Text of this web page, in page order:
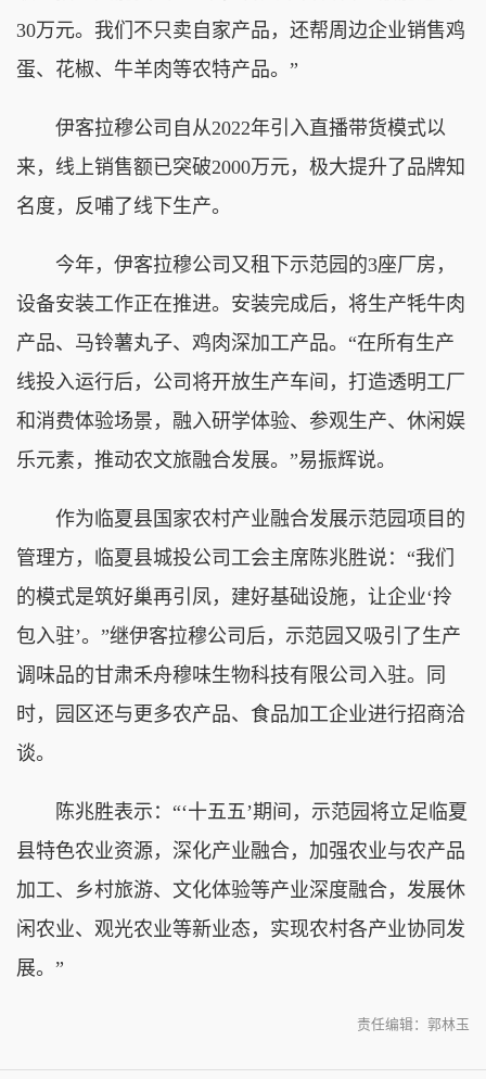
30万元。我们不只卖自家产品，还帮周边企业销售鸡
蛋、花椒、牛羊肉等农特产品。”
伊客拉穆公司自从2022年引入直播带货模式以
来，线上销售额已突破2000万元，极大提升了品牌知
名度，反哺了线下生产。
今年，伊客拉穆公司又租下示范园的3座厂房，
设备安装工作正在推进。安装完成后，将生产牦牛肉
产品、马铃薯丸子、鸡肉深加工产品。“在所有生产
线投入运行后，公司将开放生产车间，打造透明工厂
和消费体验场景，融入研学体验、参观生产、休闲娱
乐元素，推动农文旅融合发展。”易振辉说。
作为临夏县国家农村产业融合发展示范园项目的
管理方，临夏县城投公司工会主席陈兆胜说：“我们
的模式是筑好巢再引凤，建好基础设施，让企业‘拎
包入驻’。”继伊客拉穆公司后，示范园又吸引了生产
调味品的甘肃禾舟穆味生物科技有限公司入驻。同
时，园区还与更多农产品、食品加工企业进行招商洽
谈。
陈兆胜表示：“‘十五五’期间，示范园将立足临夏
县特色农业资源，深化产业融合，加强农业与农产品
加工、乡村旅游、文化体验等产业深度融合，发展休
闲农业、观光农业等新业态，实现农村各产业协同发
展。”
责任编辑：郭林玉